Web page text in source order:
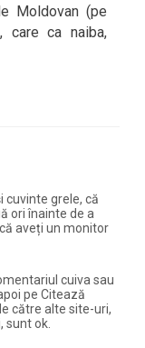
Moldovan (pe
care ca naiba,
cuvinte grele, că
ori înainte de a
aveți un monitor
cuiva sau
pe Citează
către alte site-uri,
sunt ok.